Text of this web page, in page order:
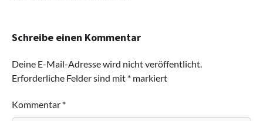
Schreibe einen Kommentar
Deine E-Mail-Adresse wird nicht veröffentlicht.
Erforderliche Felder sind mit * markiert
Kommentar *